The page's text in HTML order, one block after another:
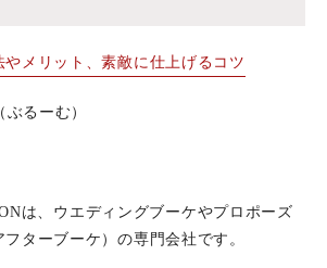
メリット、素敵に仕上げるコツ
は、ウエディングブーケやプロポーズ
ターブーケ）の専門会社です。